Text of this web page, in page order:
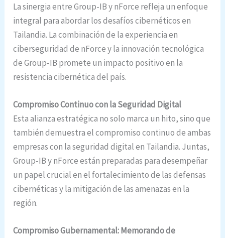
La sinergia entre Group-IB y nForce refleja un enfoque
integral para abordar los desafíos cibernéticos en
Tailandia. La combinación de la experiencia en
ciberseguridad de nForce y la innovación tecnológica
de Group-IB promete un impacto positivo en la
resistencia cibernética del país.
Compromiso Continuo con la Seguridad Digital
Esta alianza estratégica no solo marca un hito, sino que
también demuestra el compromiso continuo de ambas
empresas con la seguridad digital en Tailandia. Juntas,
Group-IB y nForce están preparadas para desempeñar
un papel crucial en el fortalecimiento de las defensas
cibernéticas y la mitigación de las amenazas en la
región.
Compromiso Gubernamental: Memorando de